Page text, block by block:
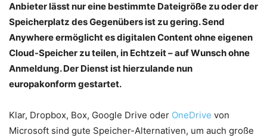
Anbieter lässt nur eine bestimmte Dateigröße zu oder der
Speicherplatz des Gegenübers ist zu gering. Send
Anywhere ermöglicht es digitalen Content ohne eigenen
Cloud-Speicher zu teilen, in Echtzeit – auf Wunsch ohne
Anmeldung. Der Dienst ist hierzulande nun
europakonform gestartet.
Klar, Dropbox, Box, Google Drive oder OneDrive von
Microsoft sind gute Speicher-Alternativen, um auch große